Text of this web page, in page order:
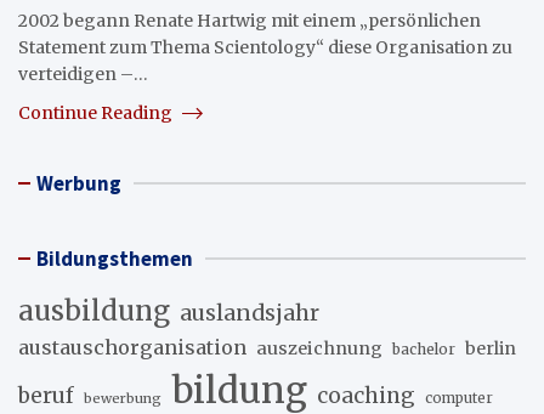
2002 begann Renate Hartwig mit einem „persönlichen
Statement zum Thema Scientology“ diese Organisation zu
verteidigen –…
Continue Reading
Werbung
Bildungsthemen
ausbildung auslandsjahr
austauschorganisation auszeichnung bachelor berlin
beruf bewerbung bildung coaching computer